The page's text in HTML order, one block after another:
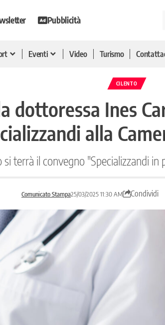
Pubblicità
Eventi Video Turismo
CILENTO
dottoressa Ines
alla
terrà il convegno "Specializzandi in
Comunicato Stampa25/03/2025 11:30 AM Condividi